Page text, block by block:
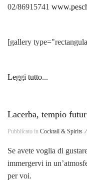
02/86915741
[gallery
Leggi tutto...
Lacerba, tempio
Pubblicato in Cocktail & Spirits ⁄
Se avete voglia di
immergervi in
per voi.